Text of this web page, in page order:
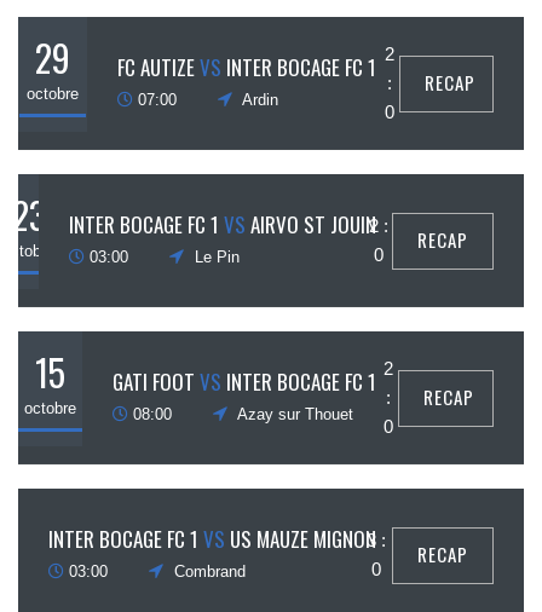
29
octobre
FC AUTIZEVS INTER BOCAGE FC 1
07:00 Ardin
2
:
0
RECAP
23
octobre
INTER BOCAGE FC 1 VS AIRVO ST JOUIN
03:00 Le Pin
2 :
0
RECAP
15
octobre
GATI FOOT VS INTER BOCAGE FC 1
08:00 Azay sur Thouet
2
:
0
RECAP
INTER BOCAGE FC 1 VS US MAUZE MIGNON
03:00 Combrand
3 :
0
RECAP